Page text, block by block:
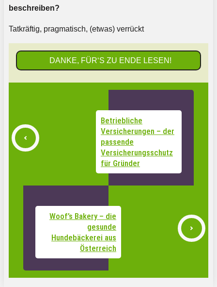
beschreiben?
Tatkräftig, pragmatisch, (etwas) verrückt
DANKE, FÜR‘S ZU ENDE LESEN!
Betriebliche
Versicherungen – der
passende
Versicherungsschutz
für Gründer
Woof’s Bakery – die
gesunde
Hundebäckerei aus
Österreich